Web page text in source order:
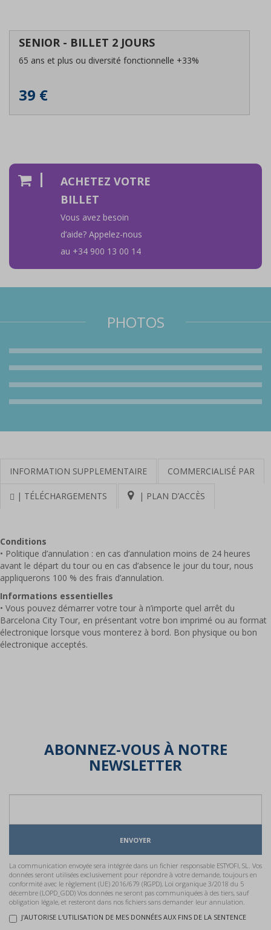
SENIOR - BILLET 2 JOURS
65 ans et plus ou diversité fonctionnelle +33%
39 €
ACHETEZ VOTRE
BILLET
Vous avez besoin
d’aide? Appelez-nous
au +34 900 13 00 14
PHOTOS
INFORMATION SUPPLEMENTAIRE COMMERCIALISÉ PAR
| TÉLÉCHARGEMENTS | PLAN D’ACCÈS
Conditions
• Politique d’annulation : en cas d’annulation moins de 24 heures
avant le départ du tour ou en cas d’absence le jour du tour, nous
appliquerons 100 % des frais d’annulation.
Informations essentielles
• Vous pouvez démarrer votre tour à n’importe quel arrêt du
Barcelona City Tour, en présentant votre bon imprimé ou au format
électronique lorsque vous monterez à bord. Bon physique ou bon
électronique acceptés.
ABONNEZ-VOUS À NOTRE
NEWSLETTER
ENVOYER
La communication envoyée sera intégrée dans un fichier responsable ESTYOFI, SL. Vos
données seront utilisées exclusivement pour répondre à votre demande, toujours en
conformité avec le règlement (UE) 2016/679 (RGPD), Loi organique 3/2018 du 5
décembre (LOPD_GDD) Vos données ne seront pas communiquées à des tiers, sauf
obligation légale, et resteront dans nos fichiers sans demander leur annulation.
J'AUTORISE L'UTILISATION DE MES DONNÉES AUX FINS DE LA SENTENCE